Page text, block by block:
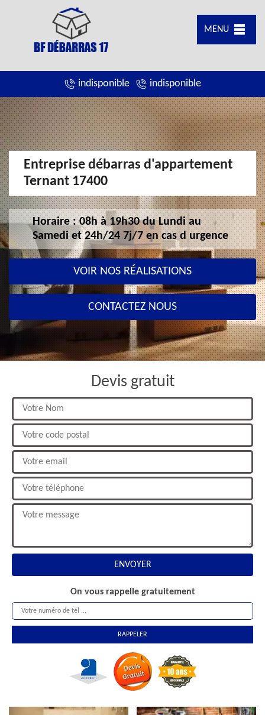
MENU
indisponible indisponible
Entreprise débarras d'appartement
Ternant 17400
Horaire : 08h à 19h30 du Lundi au
Samedi et 24h/24 7j/7 en cas d urgence
VOIR NOS RÉALISATIONS
CONTACTEZ NOUS
Devis gratuit
On vous rappelle gratuitement